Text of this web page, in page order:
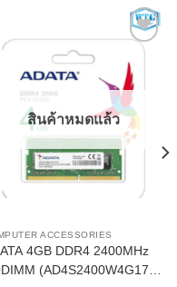
Add to
Wishlist
สินค้าหมดแล้ว
ACCESSORIES
4GB DDR4 2400MHz
(AD4S2400W4G17-